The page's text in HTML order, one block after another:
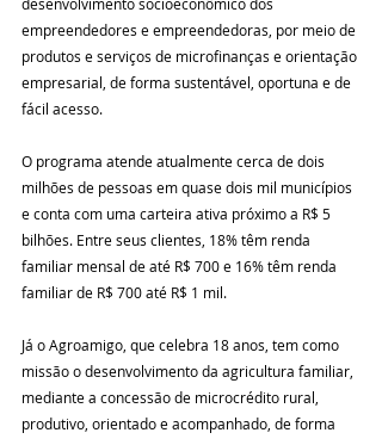
desenvolvimento socioeconômico dos
empreendedores e empreendedoras, por meio de
produtos e serviços de microfinanças e orientação
empresarial, de forma sustentável, oportuna e de
fácil acesso.
O programa atende atualmente cerca de dois
milhões de pessoas em quase dois mil municípios
e conta com uma carteira ativa próximo a R$ 5
bilhões. Entre seus clientes, 18% têm renda
familiar mensal de até R$ 700 e 16% têm renda
familiar de R$ 700 até R$ 1 mil.
Já o Agroamigo, que celebra 18 anos, tem como
missão o desenvolvimento da agricultura familiar,
mediante a concessão de microcrédito rural,
produtivo, orientado e acompanhado, de forma